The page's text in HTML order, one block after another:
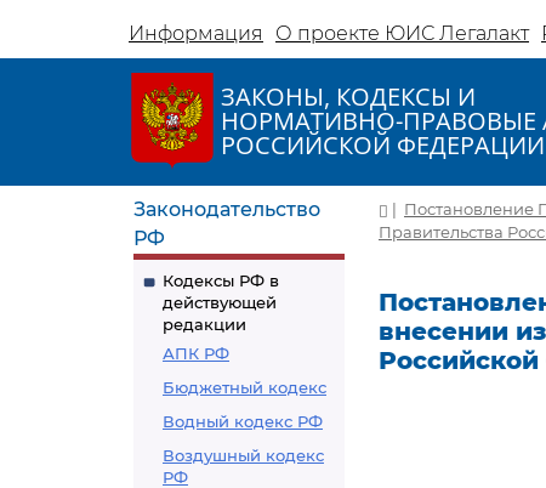
Информация О проекте ЮИС Легалакт
ЗАКОНЫ, КОДЕКСЫ И
НОРМАТИВНО-ПРАВОВЫЕ
РОССИЙСКОЙ ФЕДЕРАЦИИ
Законодательство
РФ
Кодексы РФ в
действующей
редакции
АПК РФ
Бюджетный кодекс
Водный кодекс РФ
Воздушный кодекс
РФ
| Постановление
Правительства
внесении
Российской